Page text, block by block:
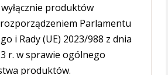
produktów
Parlamentu
i Rady (UE) 2023/988 z dnia
r. w sprawie ogólnego
produktów.